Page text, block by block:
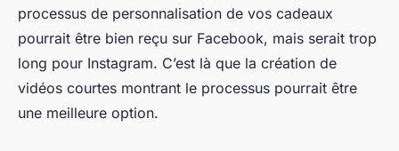
processus de personnalisation de vos cadeaux
pourrait être bien reçu sur Facebook, mais serait trop
long pour Instagram. C’est là que la création de
vidéos courtes montrant le processus pourrait être
une meilleure option.